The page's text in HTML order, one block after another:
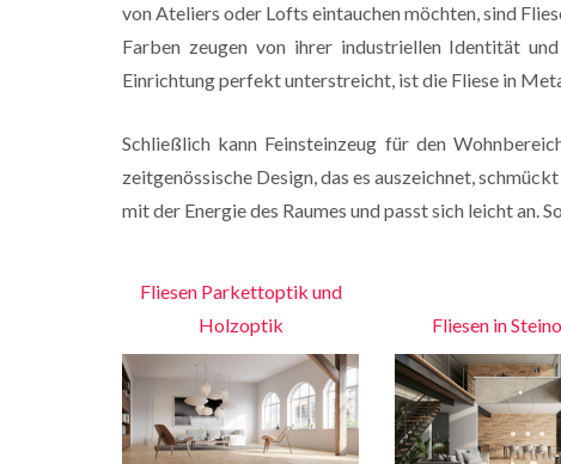
von Ateliers oder Lofts eintauchen möchten, sind
Farben zeugen von ihrer industriellen Identität
Einrichtung perfekt unterstreicht, ist die Fliese in
Schließlich kann Feinsteinzeug für den
zeitgenössische Design, das es auszeichnet,
mit der Energie des Raumes und passt sich leicht
Fliesen Parkettoptik und
Holzoptik
Fliesen in